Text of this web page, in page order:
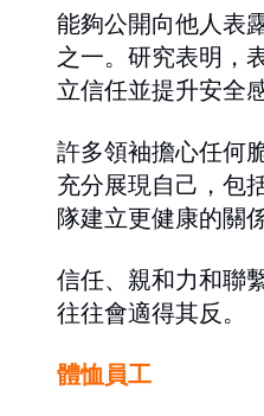
能夠公開向他人表
之一。研究表明，
立信任並提升安全
許多領袖擔心任何
充分展現自己，包
隊建立更健康的關係
信任、親和力和聯
往往會適得其反。
體恤員工